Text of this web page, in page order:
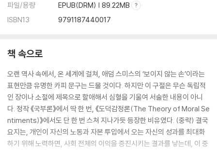
파일/용량
EPUB(DRM) | 89.22MB
ISBN13
9791187440017
책 속으로
오랜 역사 속에서, 온 세계에 걸쳐, 애덤 스미스의 ‘보이지 않는 손’이라는
표현만큼 유명한 카피 문구는 드물 것이다. 하지만 이 구절은 무슨 독립적
인 장이나 소절에 제목으로 할애해서 심혈을 기울여 서술한 내용이 아니
다. 정작 《국부론》에서 딱 한 번, 《도덕감정론(The Theory of Moral Se
ntiments)》에서도 단 한 번 스쳐 지나가듯 등장한 비유였다. (중략) 결국
요지는, 개인이 자신의 노동과 자본 투입에서 오는 자신의 성과를 최대화
하기 위해 노력하면, 사회 전체의 이익을 증진시키는 결과를 낳는데, 이 중